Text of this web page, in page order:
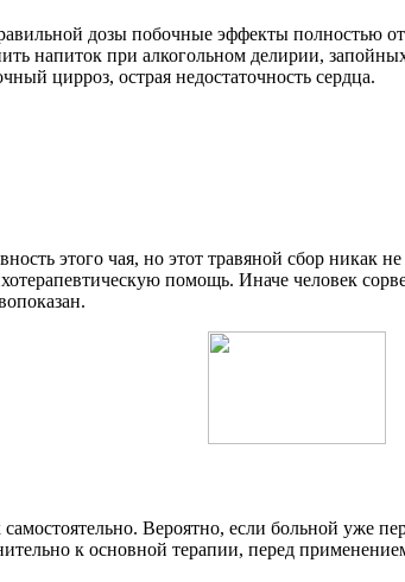
дозы побочные эффекты полностью
напиток при алкогольном делирии,
цирроз, острая недостаточность сердца.
этого чая, но этот травяной сбор никак
помощь. Иначе человек
Вероятно, если больной уже
к основной терапии, перед